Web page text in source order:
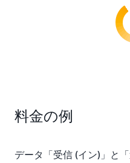
料金の例
データ「受信 (イン)」と